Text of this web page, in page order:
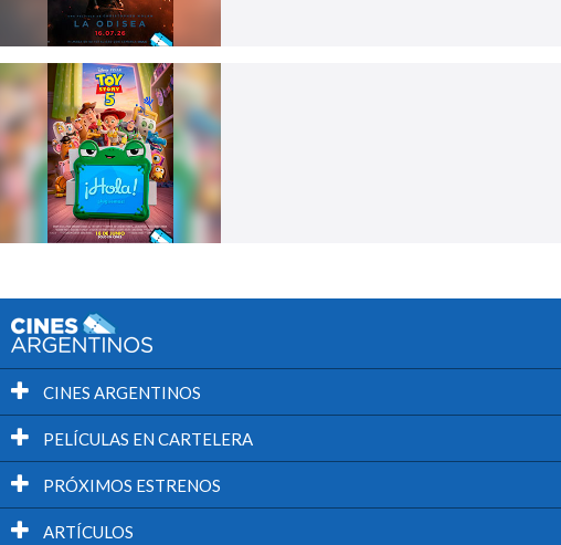
CINES ARGENTINOS
PELÍCULAS EN CARTELERA
PRÓXIMOS ESTRENOS
ARTÍCULOS